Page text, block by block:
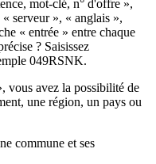
mot-clé, n° d'offre »,
serveur », « anglais »,
« entrée » entre chaque
? Saisissez
049RSNK.
vous avez la possibilité de
une région, un pays ou
commune et ses